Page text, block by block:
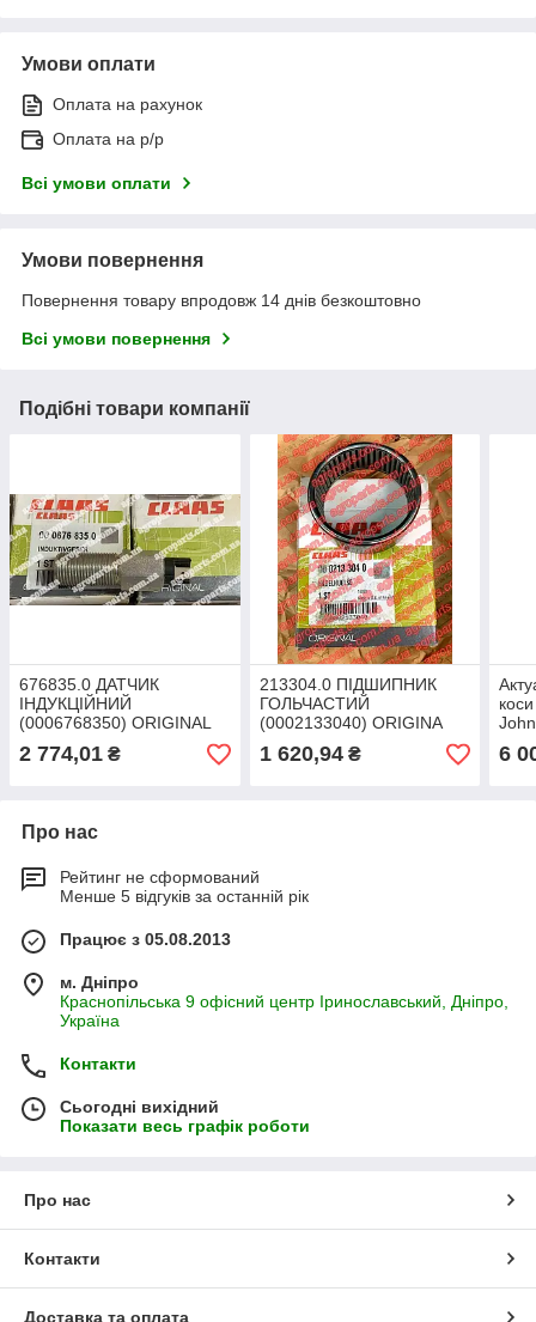
Умови оплати
Оплата на рахунок
Оплата на р/р
Всі умови оплати
Умови повернення
Повернення товару впродовж 14 днів безкоштовно
Всі умови повернення
Подібні товари компанії
676835.0 ДАТЧИК
ІНДУКЦІЙНИЙ
(0006768350) ORIGINAL
2 774,01 ₴
213304.0 ПІДШИПНИК
ГОЛЬЧАСТИЙ
(0002133040) ORIGINA
1 620,94₴ 6
Про нас
Рейтинг не сформований
Менше 5 відгуків за останній рік
Працює з 05.08.2013
м. Дніпро
Краснопільська 9 офісний центр Іринославський, Дніпро,
Україна
Контакти
Сьогодні вихідний
Показати весь графік роботи
Про нас
Контакти
Доставка та оплата